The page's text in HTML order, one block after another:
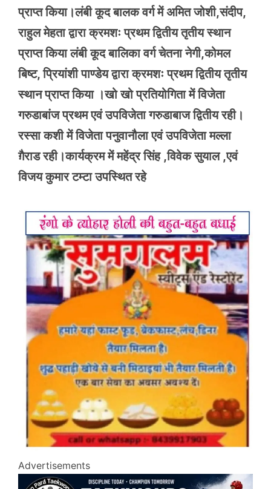
प्राप्त किया।लंबी कूद बालक वर्ग में अमित जोशी,संदीप,
राहुल मेहता द्वारा क्रमशः प्रथम द्वितीय तृतीय स्थान
प्राप्त किया लंबी कूद बालिका वर्ग चेतना नेगी,कोमल
बिष्ट, प्रियांशी पाण्डेय द्वारा क्रमशः प्रथम द्वितीय तृतीय
स्थान प्राप्त किया ।खो खो प्रतियोगिता में विजेता
गरुडाबांज प्रथम एवं उपविजेता गरुडाबाज द्वितीय रही।
रस्सा कशी में विजेता पनुवानौला एवं उपविजेता मल्ला
ग़ैराड रही।कार्यक्रम में महेंद्र सिंह ,विवेक सुयाल ,एवं
विजय कुमार टम्टा उपस्थित रहे
Advertisements